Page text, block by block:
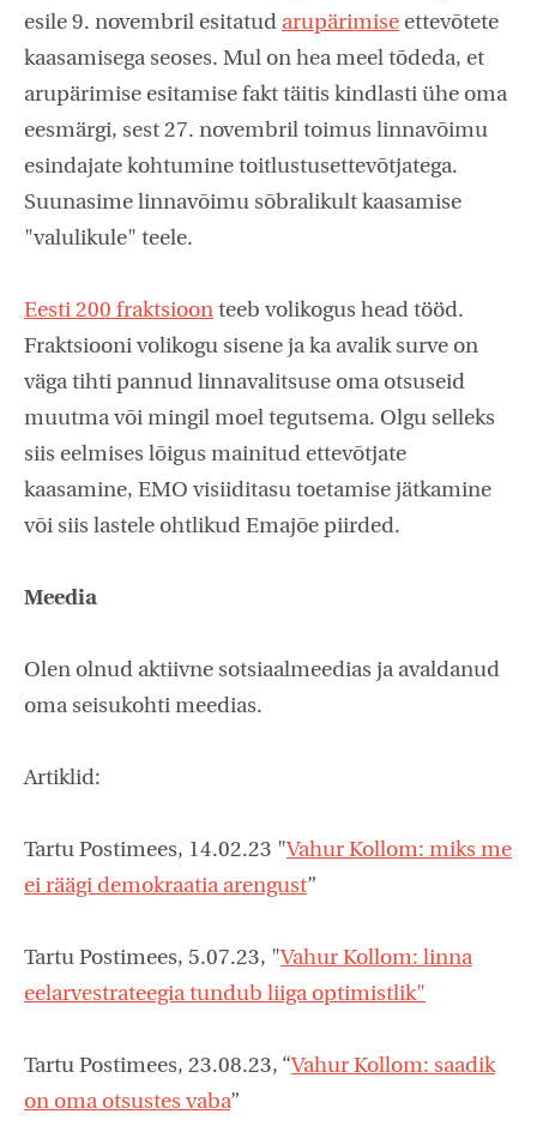
esile 9. novembril esitatud arupärimise ettevõtete
kaasamisega seoses. Mul on hea meel tõdeda, et
arupärimise esitamise fakt täitis kindlasti ühe oma
eesmärgi, sest 27. novembril toimus linnavõimu
esindajate kohtumine toitlustusettevõtjatega.
Suunasime linnavõimu sõbralikult kaasamise
"valulikule" teele.
Eesti 200 fraktsioon teeb volikogus head tööd.
Fraktsiooni volikogu sisene ja ka avalik surve on
väga tihti pannud linnavalitsuse oma otsuseid
muutma või mingil moel tegutsema. Olgu selleks
siis eelmises lõigus mainitud ettevõtjate
kaasamine, EMO visiiditasu toetamise jätkamine
või siis lastele ohtlikud Emajõe piirded.
Meedia
Olen olnud aktiivne sotsiaalmeedias ja avaldanud
oma seisukohti meedias.
Artiklid:
Tartu Postimees, 14.02.23 "Vahur Kollom: miks me
ei räägi demokraatia arengust”
Tartu Postimees, 5.07.23, "Vahur Kollom: linna
eelarvestrateegia tundub liiga optimistlik"
Tartu Postimees, 23.08.23, “Vahur Kollom: saadik
on oma otsustes vaba”